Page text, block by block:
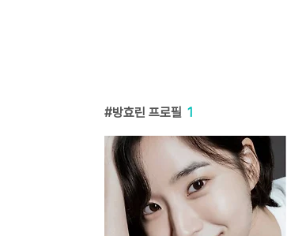
방효린 프로필 1